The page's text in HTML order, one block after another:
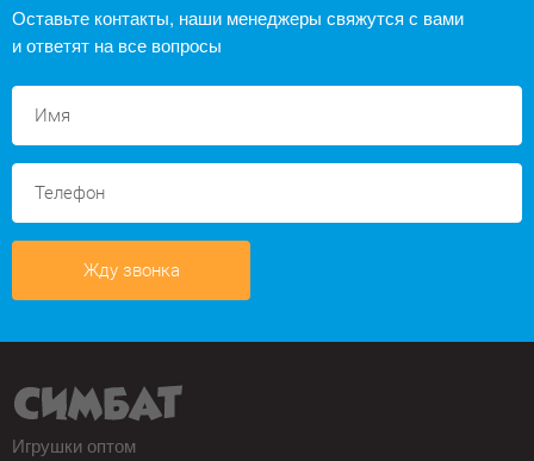
Оставьте контакты, наши менеджеры свяжутся с вами
и ответят на все вопросы
Жду звонка
Игрушки оптом